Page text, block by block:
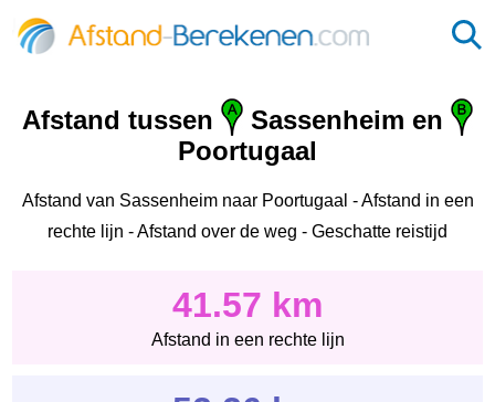
Afstand tussen
Sassenheim en
Poortugaal
Afstand van Sassenheim naar Poortugaal - Afstand in een
rechte lijn - Afstand over de weg - Geschatte reistijd
41.57 km
Afstand in een rechte lijn